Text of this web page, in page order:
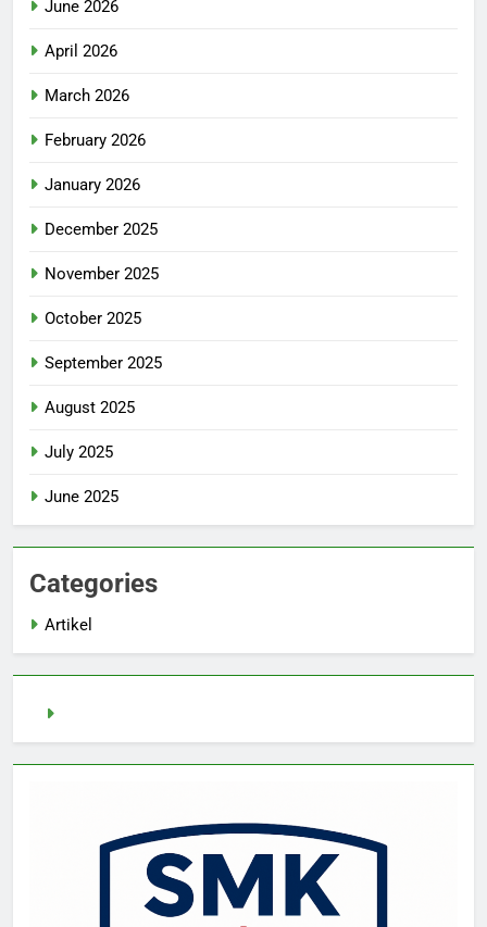
June 2026
April 2026
March 2026
February 2026
January 2026
December 2025
November 2025
October 2025
September 2025
August 2025
July 2025
June 2025
Categories
Artikel